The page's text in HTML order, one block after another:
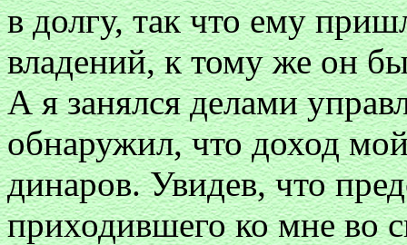
в долгу, так что ему
владений, к тому же он
А я занялся делами
обнаружил, что доход
динаров. Увидев, что
приходившего ко мне во